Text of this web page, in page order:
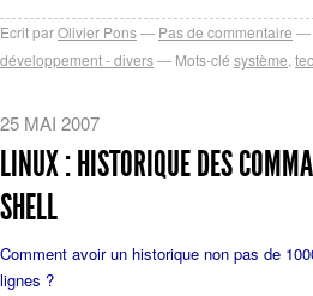
Ecrit parOlivier Pons Pas de commentaire
développement - divers
Mots-clé système
25 MAI 2007
LINUX : HISTORIQUE DES
SHELL
Comment avoir un historique non pas de
lignes ?